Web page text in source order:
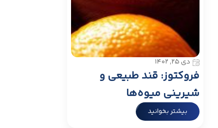
دی ۲۵, ۱۴۰۲
فروکتوز: قند طبیعی و
شیرینی میوه‌ها
بیشتر بخوانید